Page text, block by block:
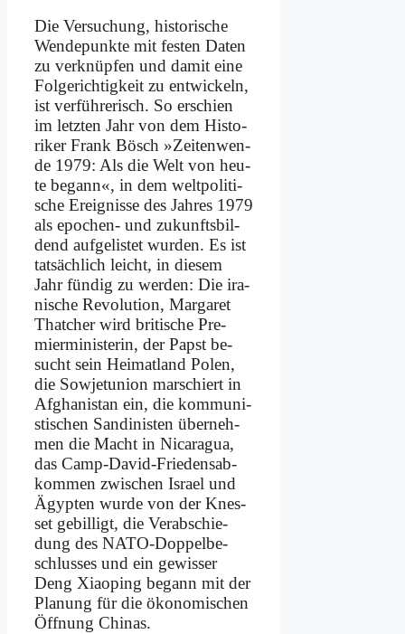
Die Ver­su­chung, hi­sto­ri­sche
Wen­de­punk­te mit fe­sten Da­ten
zu ver­knüp­fen und da­mit ei­ne
Fol­ge­rich­tig­keit zu ent­wickeln,
ist ver­füh­re­risch. So er­schien
im letz­ten Jahr von dem Hi­sto­
ri­ker Frank Bösch »Zei­ten­wen­
de 1979: Als die Welt von heu­
te be­gann«, in dem welt­po­li­ti­
sche Er­eig­nis­se des Jah­res 1979
als epo­chen- und zu­kunfts­bil­
dend auf­ge­li­stet wur­den. Es ist
tat­säch­lich leicht, in die­sem
Jahr fün­dig zu wer­den: Die ira­
ni­sche Re­vo­lu­ti­on, Mar­ga­ret
That­cher wird bri­ti­sche Pre­
mier­mi­ni­ste­rin, der Papst be­
sucht sein Hei­mat­land Po­len,
die So­wjet­uni­on mar­schiert in
Af­gha­ni­stan ein, die kom­mu­ni­
sti­schen San­di­ni­sten über­neh­
men die Macht in Ni­ca­ra­gua,
das Camp-Da­vid-Frie­dens­ab­
kom­men zwi­schen Is­ra­el und
Ägyp­ten wur­de von der Knes­
set ge­bil­ligt, die Ver­ab­schie­
dung des NA­TO-Dop­pel­be­
schlus­ses und ein ge­wis­ser
Deng Xiao­ping be­gann mit der
Pla­nung für die öko­no­mi­schen
Öff­nung Chi­nas.